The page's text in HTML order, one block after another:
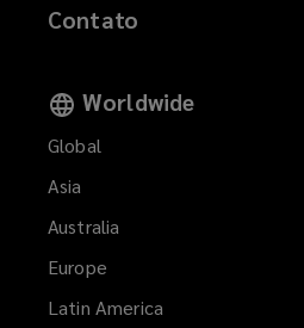
Contato
Worldwide
Global
Asia
Australia
Europe
Latin America